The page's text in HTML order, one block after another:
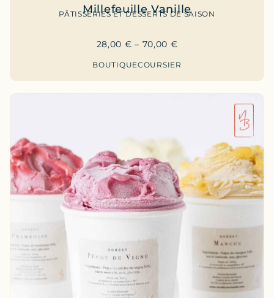
Millefeuille Vanille
PÂTISSERIES ET DESSERTS DE SAISON
28,00 € – 70,00 €
BOUTIQUECOURSIER